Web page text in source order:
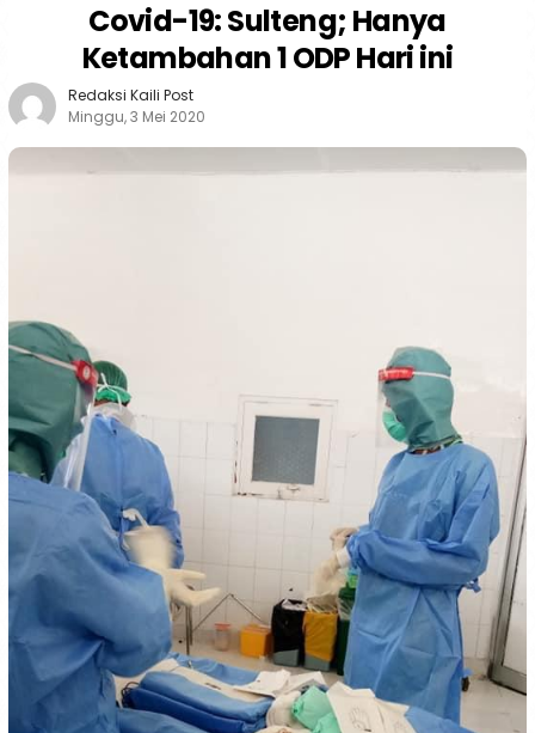
Covid-19: Sulteng; Hanya
Ketambahan 1 ODP Hari ini
Redaksi Kaili Post
Minggu, 3 Mei 2020